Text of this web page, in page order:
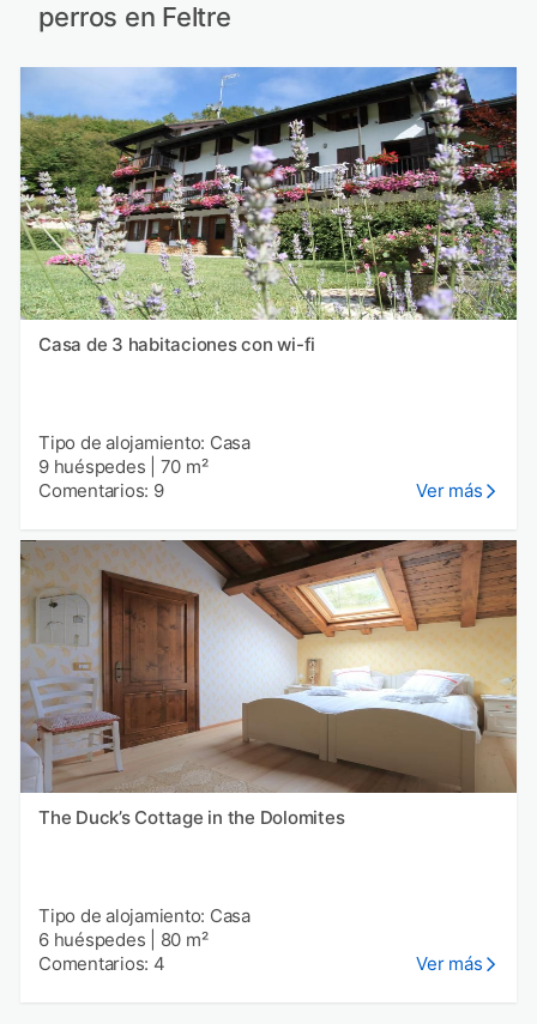
perros en Feltre
Casa de 3 habitaciones con wi-fi
Tipo de alojamiento: Casa
9 huéspedes
70 m²
Comentarios: 9
Ver más
The Duck’s Cottage in the Dolomites
Tipo de alojamiento: Casa
6 huéspedes
80 m²
Comentarios: 4
Ver más